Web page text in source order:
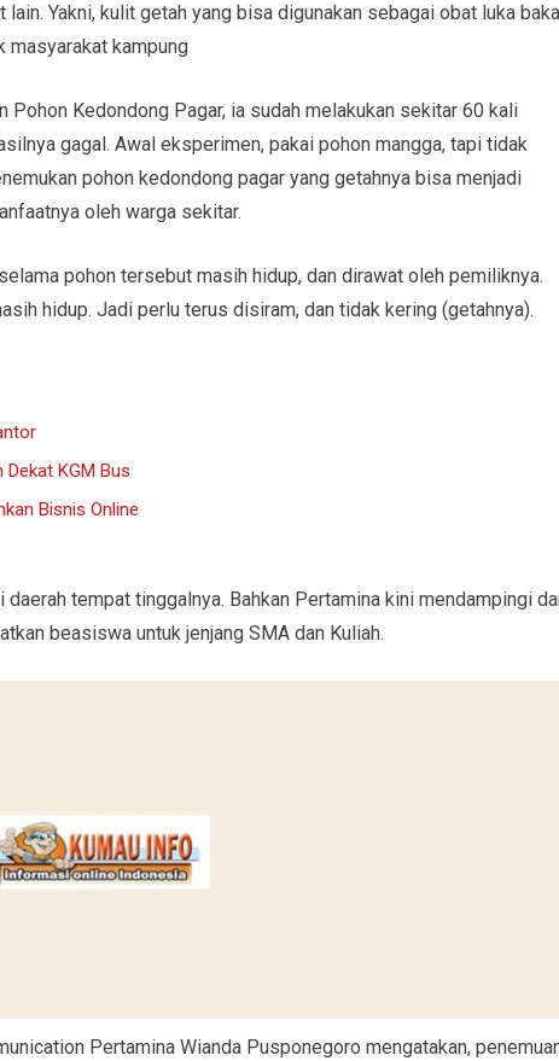
Yakni, kulit getah yang bisa digunakan sebagai obat luka
masyarakat kampung
Pohon Kedondong Pagar, ia sudah melakukan sekitar 60 kali
gagal. Awal eksperimen, pakai pohon mangga, tapi tidak
pohon kedondong pagar yang getahnya bisa menjadi
oleh warga sekitar.
pohon tersebut masih hidup, dan dirawat oleh pemiliknya.
hidup. Jadi perlu terus disiram, dan tidak kering (getahnya).
KGM Bus
Bisnis Online
tempat tinggalnya. Bahkan Pertamina kini mendampingi
beasiswa untuk jenjang SMA dan Kuliah.
Pertamina Wianda Pusponegoro mengatakan,